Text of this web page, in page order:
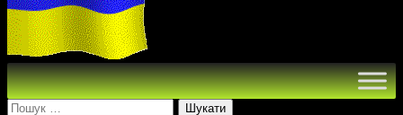
Пошук: